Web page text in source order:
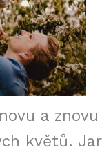
a
květů.